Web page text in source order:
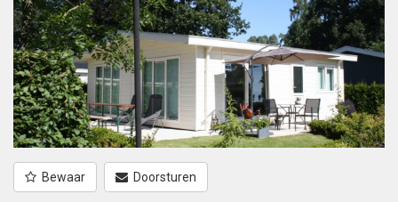
Bewaar Doorsturen